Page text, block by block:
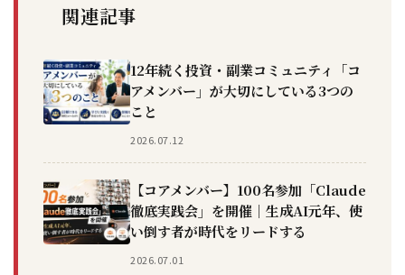
関連記事
12年続く投資・副業コミュニティ「コ
アメンバー」が大切にしている3つの
こと
2026.07.12
【コアメンバー】100名参加「Claude
徹底実践会」を開催｜生成AI元年、使
い倒す者が時代をリードする
2026.07.01